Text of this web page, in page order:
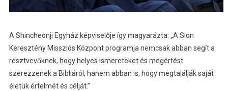
A Shincheonji Egyház képviselője így magyarázta: „A Sion
Keresztény Missziós Központ programja nemcsak abban segít a
résztvevőknek, hogy helyes ismereteket és megértést
szerezzenek a Bibliáról, hanem abban is, hogy megtalálják saját
életük értelmét és célját.”